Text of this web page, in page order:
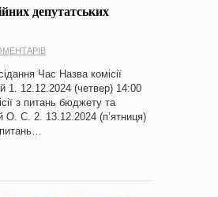
депутатських
Час Назва комісії
1. 12.12.2024 (четвер) 14:00
з питань бюджету та
О. С. 2. 13.12.2024 (п’ятниця)